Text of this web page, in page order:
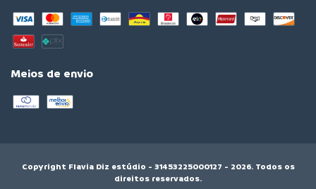
Meios de envio
Copyright Flavia Diz estúdio - 31453225000127 - 2026. Todos os
direitos reservados.